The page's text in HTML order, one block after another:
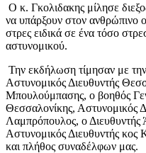
Ο κ. Γκολιδακης μίλησε
να υπάρξουν στον ανθρώπινο
στρες ειδικά σε ένα τόσο
αστυνομικού.
Την εκδήλωση τίμησαν με
Αστυνομικός Διευθυντής
Μπουλούμπασης, ο βοηθός
Θεσσαλονίκης, Αστυνομικός
Λαμπρόπουλος, ο
Αστυνομικός Διευθυντής
και πλήθος συναδέλφων μας.